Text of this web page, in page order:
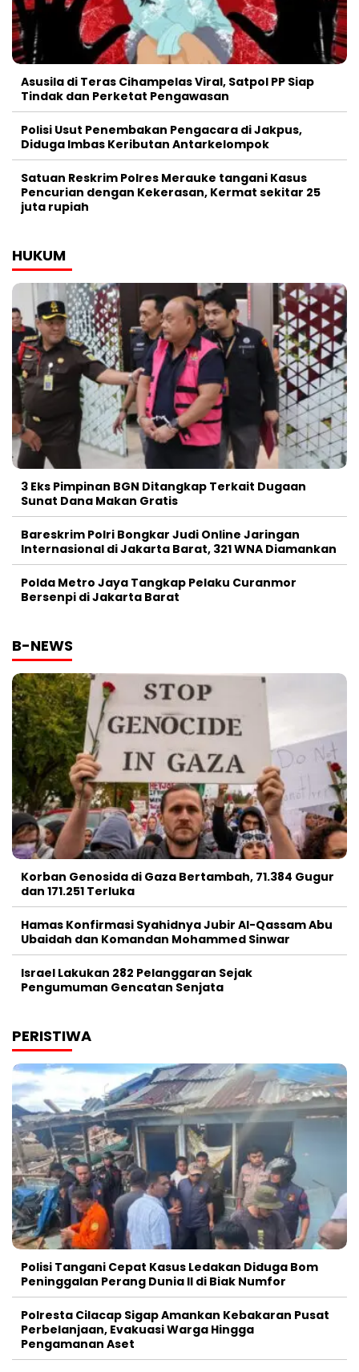
Asusila di Teras Cihampelas Viral, Satpol PP Siap
Tindak dan Perketat Pengawasan
Polisi Usut Penembakan Pengacara di Jakpus,
Diduga Imbas Keributan Antarkelompok
Satuan Reskrim Polres Merauke tangani Kasus
Pencurian dengan Kekerasan, Kermat sekitar 25
juta rupiah
HUKUM
3 Eks Pimpinan BGN Ditangkap Terkait Dugaan
Sunat Dana Makan Gratis
Bareskrim Polri Bongkar Judi Online Jaringan
Internasional di Jakarta Barat, 321 WNA Diamankan
Polda Metro Jaya Tangkap Pelaku Curanmor
Bersenpi di Jakarta Barat
B-NEWS
Korban Genosida di Gaza Bertambah, 71.384 Gugur
dan 171.251 Terluka
Hamas Konfirmasi Syahidnya Jubir Al-Qassam Abu
Ubaidah dan Komandan Mohammed Sinwar
Israel Lakukan 282 Pelanggaran Sejak
Pengumuman Gencatan Senjata
PERISTIWA
Polisi Tangani Cepat Kasus Ledakan Diduga Bom
Peninggalan Perang Dunia II di Biak Numfor
Polresta Cilacap Sigap Amankan Kebakaran Pusat
Perbelanjaan, Evakuasi Warga Hingga
Pengamanan Aset